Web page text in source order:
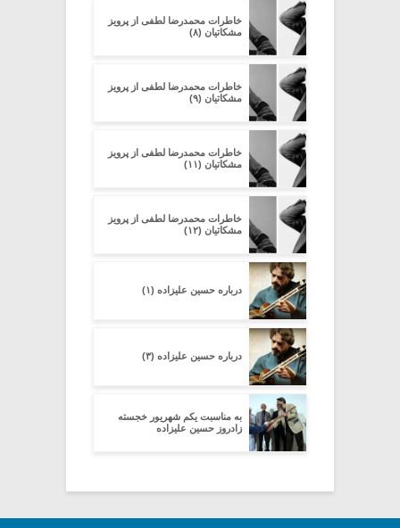
خاطرات محمدرضا لطفی از پرویز
مشکاتیان (۸)
خاطرات محمدرضا لطفی از پرویز
مشکاتیان (۹)
خاطرات محمدرضا لطفی از پرویز
مشکاتیان (۱۱)
خاطرات محمدرضا لطفی از پرویز
مشکاتیان (۱۲)
درباره حسین علیزاده (۱)
درباره حسین علیزاده (۳)
به مناسبت یکم شهریور خجسته
زادروز حسین علیزاده